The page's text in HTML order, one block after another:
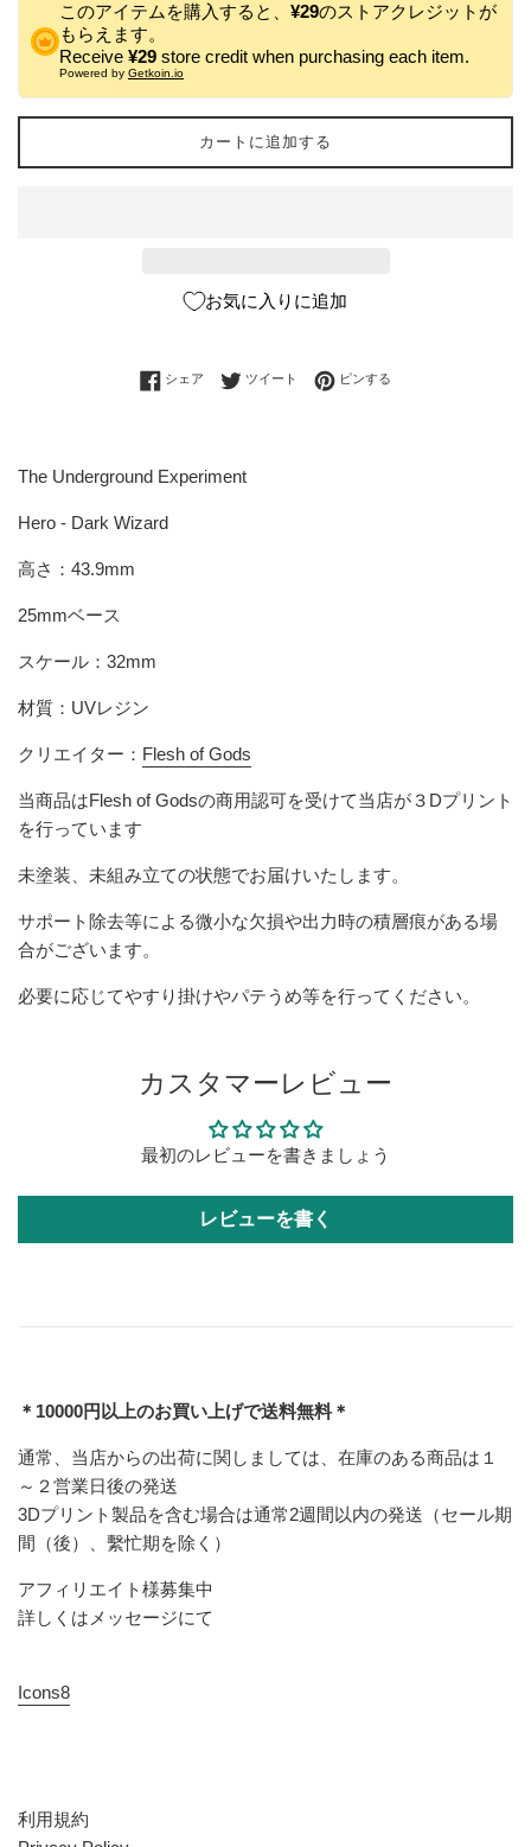
このアイテムを購入すると、 ¥29のストアクレジットが
もらえます。
Receive ¥29 store credit when purchasing each item.
Powered by Getkoin.io
カートに追加する
お気に入りに追加
シェア Facebookでシェアする
ツイート Twitterに投稿する
ピンする
The Underground Experiment
Hero - Dark Wizard
高さ：43.9mm
25mmベース
スケール：32mm
材質：UVレジン
クリエイター： Flesh of Gods
当商品はFlesh of Godsの商用認可を受けて当店が３Dプリント
を行っています
未塗装、未組み立ての状態でお届けいたします。
サポート除去等による微小な欠損や出力時の積層痕がある場
合がございます。
必要に応じてやすり掛けやパテうめ等を行ってください。
カスタマーレビュー
最初のレビューを書きましょう
レビューを書く
＊10000円以上のお買い上げで送料無料＊
通常、当店からの出荷に関しましては、在庫のある商品は１
～２営業日後の発送
3Dプリント製品を含む場合は通常2週間以内の発送（セール期
間（後）、繫忙期を除く）
アフィリエイト様募集中
詳しくはメッセージにて
Icons8
利用規約